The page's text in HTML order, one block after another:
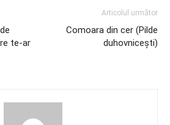
te-ar
Articolul următor
Comoara din cer (Pilde
duhovnicești)